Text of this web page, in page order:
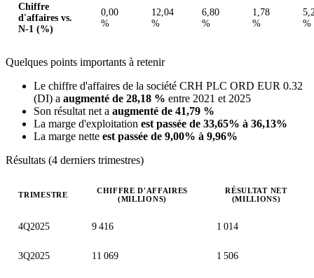
Chiffre
d'affaires vs.
N-1 (%)
0,00
%
12,04
%
6,80
%
1,78
%
%
Quelques points importants à retenir
Le chiffre d'affaires de la société CRH PLC ORD EUR 0.32
(DI) a augmenté de 28,18 % entre 2021 et 2025
Son résultat net a augmenté de 41,79 %
La marge d'exploitation est passée de 33,65% à 36,13%
La marge nette est passée de 9,00% à 9,96%
Résultats (4 derniers trimestres)
TRIMESTRE
CHIFFRE D'AFFAIRES
(MILLIONS)
RÉSULTAT NET
(MILLIONS)
4Q2025 9 416 1 014
3Q2025 11 069 1 506